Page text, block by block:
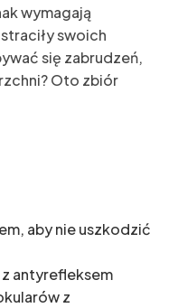
wymagają
swoich
się zabrudzeń,
Oto zbiór
aby nie uszkodzić
antyrefleksem
z